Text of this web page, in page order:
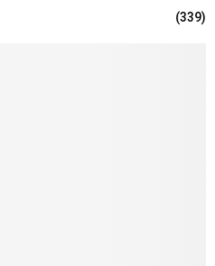
(339)